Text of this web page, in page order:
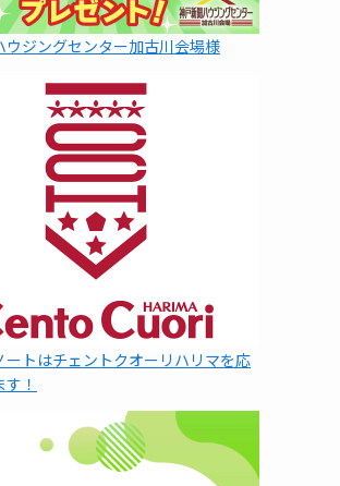
ウジングセンター加古川会場様
ートはチェントクオーリハリマを応
！